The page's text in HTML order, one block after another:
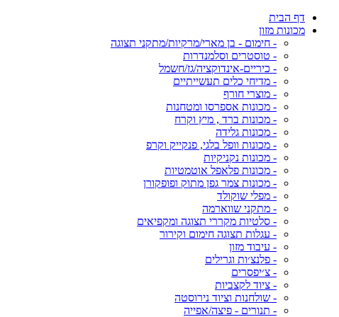
דף הבית
מכונות מזון
- חימום - בן מארי/מרקיות/מתקני תצוגה
- טוסטרים וסלמנדרות
- כיריים-אינדוקציה/גז/חשמל
- מדיחי כלים תעשייתיים
- מוצרי חורף
- מכונות אספרסו ומטחנות
- מכונות ברד , מיץ וקרח
- מכונות גלידה
- מכונות וופל בלגי, פנקייק וקרפ
- מכונות נקניקיות
- מכונות פלאפל אוטמטיות
- מכונות צמר גפן מתוק ופופקורן
- מפלי שוקולד
- מתקני שווארמה
- סלטיות מקררי תצוגה ומקפיאים
- עגלות תצוגה חימום וקירור
- עיבוד מזון
- פלנצ׳ות וגרילים
- צ׳יפסרים
- ציוד לקצביות
- שולחנות וציוד נירוסטה
- תנורים - פיצה/אפייה